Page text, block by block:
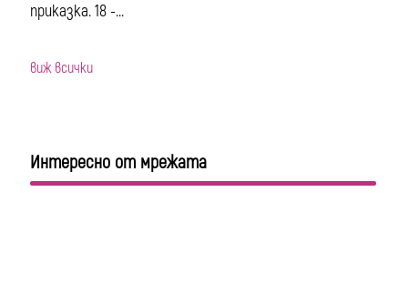
приказка. 18 -...
виж всички
Интересно от мрежата